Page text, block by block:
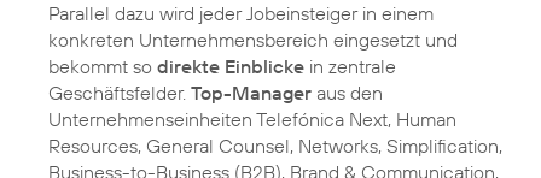
Parallel dazu wird jeder Jobeinsteiger in einem
konkreten Unternehmensbereich eingesetzt und
bekommt so direkte Einblicke in zentrale
Geschäftsfelder. Top-Manager aus den
Unternehmenseinheiten Telefónica Next, Human
Resources, General Counsel, Networks, Simplification,
Business-to-Business (B2B), Brand & Communication,